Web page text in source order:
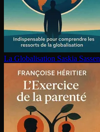
La Glo­ba­li­sa­tion Saskia Sassen